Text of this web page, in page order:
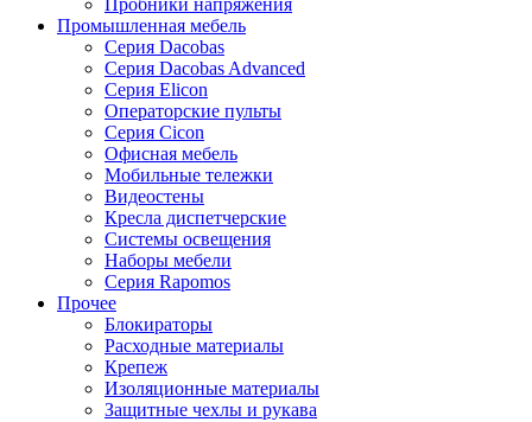
Промышленная мебель
Серия Dacobas
Серия Dacobas Advanced
Серия Elicon
Операторские пульты
Серия Cicon
Офисная мебель
Мобильные тележки
Видеостены
Кресла диспетчерские
Системы освещения
Наборы мебели
Серия Rapomos
Прочее
Блокираторы
Расходные материалы
Крепеж
Изоляционные материалы
Защитные чехлы и рукава